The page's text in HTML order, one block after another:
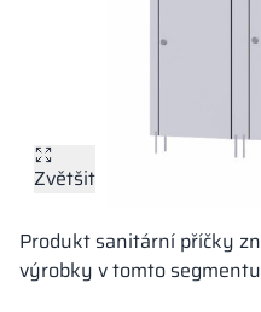
Zvětšit
Produkt sanitární příčky
výrobky v tomto